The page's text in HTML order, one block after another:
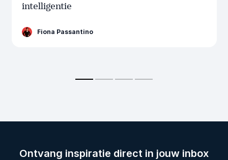
intelligentie
Fiona Passantino
Ontvang inspiratie direct in jouw inbox